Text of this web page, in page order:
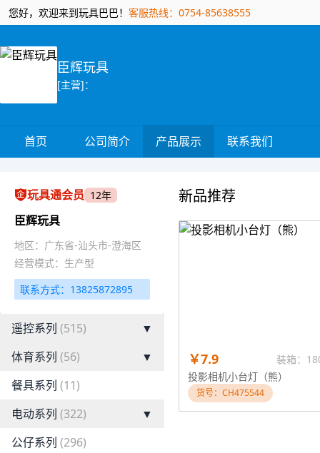
您好，欢迎来到玩具巴巴！ 客服热线：0754-85638555
臣辉玩具
[主营]：
首页 公司简介 产品展示 联系我们
玩具通会员 12年
臣辉玩具
地区：广东省-汕头市-澄海区
经营模式：生产型
联系方式：13825872895
遥控系列 (515)
▼
体育系列 (56)
▼
餐具系列 (11)
电动系列 (322)
▼
公仔系列 (296)
新品推荐
￥7.9
装箱：
投影相机小台灯（熊）
货号：CH475544